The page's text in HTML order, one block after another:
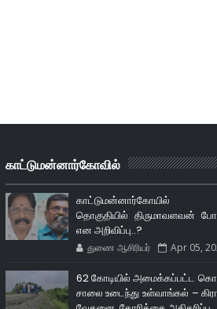
காட்டுமன்னார்கோவில்
காட்டுமன்னார்கோயில்
தொகுதியில் திருமாவளவன்
என அறிவிப்பு..?
துணை ஆசிரியர் Apr 05,
62 கோடியில் அமைக்கப்பட்ட
சாலை உடைந்து உள்வாங்கல் –